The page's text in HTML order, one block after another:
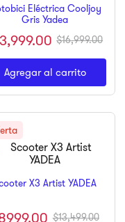
Eléctrica Cooljoy
Gris Yadea
,999.00 $16,999.00
Agregar al carrito
X3 Artist YADEA
.00 $13,499.00